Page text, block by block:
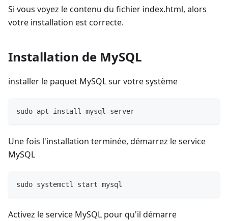
Si vous voyez le contenu du fichier index.html, alors
votre installation est correcte.
Installation de MySQL
installer le paquet MySQL sur votre système
sudo apt install mysql-server
Une fois l'installation terminée, démarrez le service
MySQL
sudo systemctl start mysql
Activez le service MySQL pour qu'il démarre